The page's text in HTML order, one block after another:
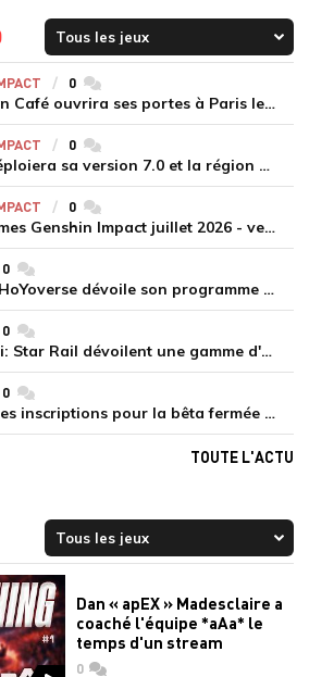
0commentaires
Le premier Genshin Café ouvrira ses portes à Paris le 14 août
0commentaires
Genshin Impact déploiera sa version 7.0 et la région de Snezhnaya le 12 août
0commentaires
Codes primo-gemmes Genshin Impact juillet 2026 - version 7.0
0commentaires
Gamescom 2026 : HoYoverse dévoile son programme et présente deux nouveaux jeux inédits
0commentaires
UGREEN et Honkai: Star Rail dévoilent une gamme d'accessoires de recharge en édition limitée
0commentaires
HoYoverse ouvre les inscriptions pour la bêta fermée de Honkai : Nexus Anima
TOUTE L'ACTU
Dan « apEX » Madesclaire a
coaché l'équipe *aAa* le
temps d'un stream
0commentaires